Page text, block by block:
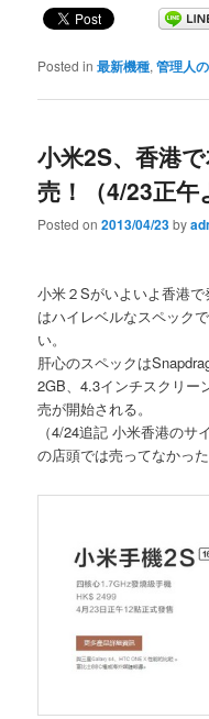
Posted in 最新機種,管理人
小米2S、香港
売！（4/23正午
Posted on2013/04/23by
小米２Sがいよいよ香港
はハイレベルなスペック
い。
肝心のスペックは
2GB、4.3インチスクリー
売が開始される。
（4/24追記 小米香港の
の店頭では売ってなかった